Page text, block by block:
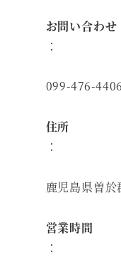
お問い合わせ
：
099-476-4406
住所
：
鹿児島県曽
営業時間
：